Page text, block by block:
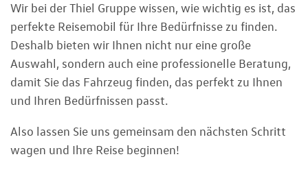
Wir bei der Thiel Gruppe wissen, wie wichtig es ist, das
perfekte Reisemobil für Ihre Bedürfnisse zu finden.
Deshalb bieten wir Ihnen nicht nur eine große
Auswahl, sondern auch eine professionelle Beratung,
damit Sie das Fahrzeug finden, das perfekt zu Ihnen
und Ihren Bedürfnissen passt.
Also lassen Sie uns gemeinsam den nächsten Schritt
wagen und Ihre Reise beginnen!